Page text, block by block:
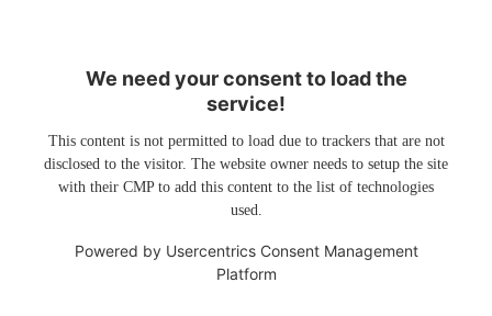
We need your consent to load the
service!
This content is not permitted to load due to trackers that are not
disclosed to the visitor. The website owner needs to setup the site
with their CMP to add this content to the list of technologies
used.
Powered by Usercentrics Consent Management
Platform